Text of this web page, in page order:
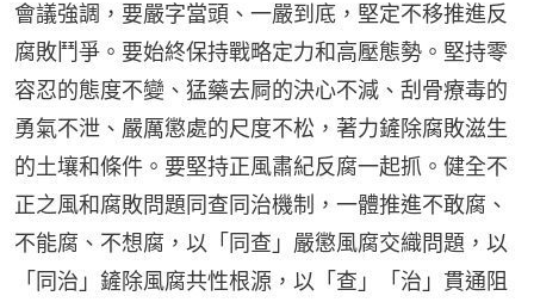
會議強調，要嚴字當頭、一嚴到底，堅定不移推進反
腐敗鬥爭。要始終保持戰略定力和高壓態勢。堅持零
容忍的態度不變、猛藥去屙的決心不減、刮骨療毒的
勇氣不泄、嚴厲懲處的尺度不松，著力鏟除腐敗滋生
的土壤和條件。要堅持正風肅紀反腐一起抓。健全不
正之風和腐敗問題同查同治機制，一體推進不敢腐、
不能腐、不想腐，以「同查」嚴懲風腐交織問題，以
「同治」鏟除風腐共性根源，以「查」「治」貫通阻